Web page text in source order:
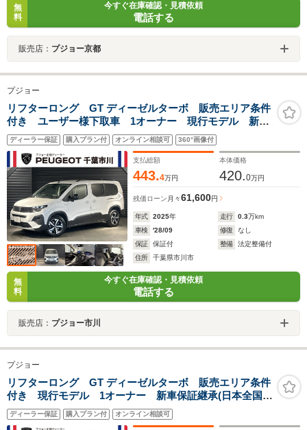
無
料
今すぐ在庫確認・見積依頼
電話する
販売店： プジョー京都
プジョー
リフターロング GT ディーゼルターボ 販売エリア条件
付き ユーザー様下取車 1オーナー 現行モデル 新車
保証継承(日本全国正規ディーラー) CarPlay ETC
360°ビジョン LEDヘッドライト セーフティ機能 ル
ーフレール 記録簿 スペアキー 認中
ディーラー保証 購入プラン付 オンライン相談可 360°画像付
支払総額
443.4万円
本体価格
420.0万円
残価ローン 月々61,600円
年式 2025年 走行 0.3万km
車検
'28/09 修復
なし
保証
保証付 整備
法定整備付
住所
千葉県市川市
無
料
今すぐ在庫確認・見積依頼
電話する
販売店： プジョー市川
プジョー
リフターロング GT ディーゼルターボ 販売エリア条件
付き 現行モデル 1オーナー 新車保証継承(日本全国正
規ディーラー) CarPlay ETC LEDヘッドライト セ
ーフティ機能 ルーフレール 記録簿 スペアキー 認
ディーラー保証 購入プラン付 オンライン相談可